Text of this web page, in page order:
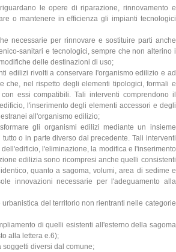
le opere di riparazione, rinnovamento e
o mantenere in efficienza gli impianti tecnologici
necessarie per rinnovare e sostituire parti anche
sanitari e tecnologici, sempre che non alterino i
delle destinazioni di uso;
edilizi rivolti a conservare l'organismo edilizio e ad
che, nel rispetto degli elementi tipologici, formali e
essi compatibili. Tali interventi comprendono il
l'inserimento degli elementi accessori e degli
all'organismo edilizio;
gli organismi edilizi mediante un insieme
o in parte diverso dal precedente. Tali interventi
l'eliminazione, la modifica e l'inserimento
edilizia sono ricompresi anche quelli consistenti
quanto a sagoma, volumi, area di sedime e
innovazioni necessarie per l'adeguamento alla
del territorio non rientranti nelle categorie
di quelli esistenti all'esterno della sagoma
alla lettera e.6);
diversi dal comune;